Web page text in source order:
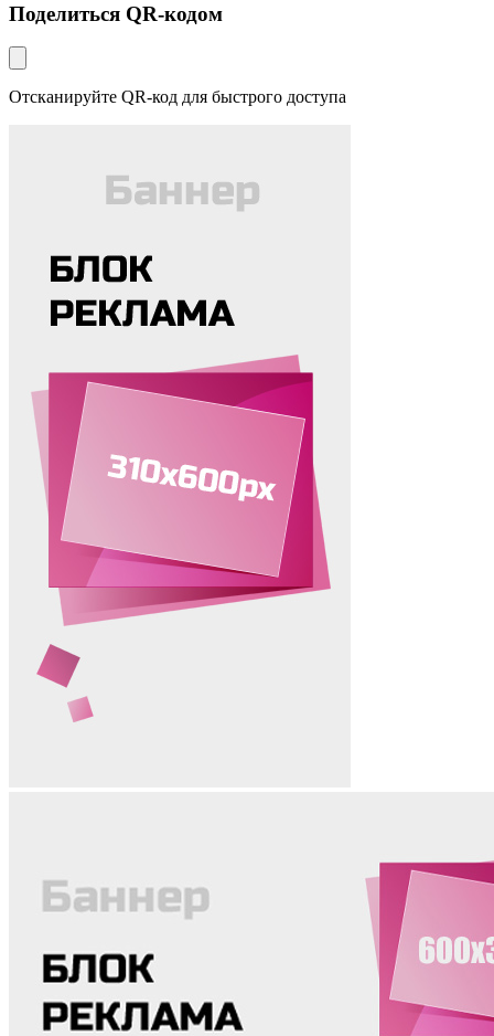
Поделиться QR-кодом
Отсканируйте QR-код для быстрого доступа